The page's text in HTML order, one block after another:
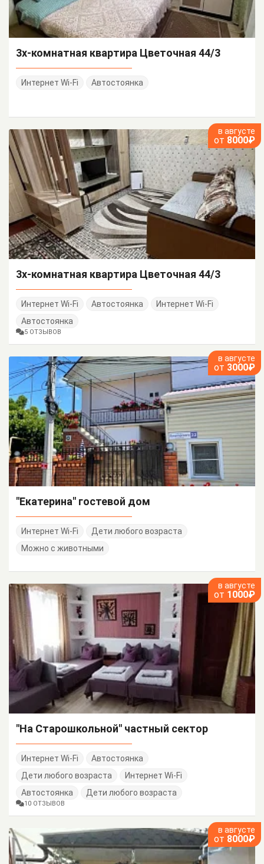
3х-комнатная квартира Цветочная 44/3
Интернет Wi-Fi Автостоянка
в августе
от 8000₽
3х-комнатная квартира Цветочная 44/3
Интернет Wi-Fi Автостоянка
Интернет Wi-Fi
Автостоянка
5 ОТЗЫВОВ
в августе
от 3000₽
"Екатерина" гостевой дом
Интернет Wi-Fi
Дети любого возраста
Можно с животными
в августе
от 1000₽
"На Старошкольной" частный сектор
Интернет Wi-Fi
Автостоянка
Дети любого возраста
Интернет Wi-Fi
Автостоянка
Дети любого возраста
10 ОТЗЫВОВ
в августе
от 8000₽